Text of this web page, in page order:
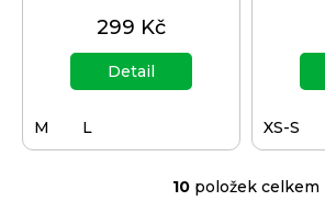
299 Kč
Detail
M L XS-S
O
10 položek celkem